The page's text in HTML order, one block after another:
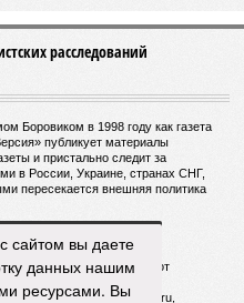
расследований
Боровиком в 1998 году как газета
публикует материалы
и пристально следит за
в России, Украине, странах СНГ,
пересекается внешняя политика
редактор:Горевой Р. Г.
ЭЛ № ФС 77 - 72681 от
редакции:versia@versia.ru,
сайтом вы даете
данных нашим
ресурсами. Вы